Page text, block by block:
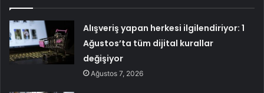
Alışveriş yapan herkesi ilgilendiriyor: 1
Ağustos’ta tüm dijital kurallar
değişiyor
Ağustos 7, 2026